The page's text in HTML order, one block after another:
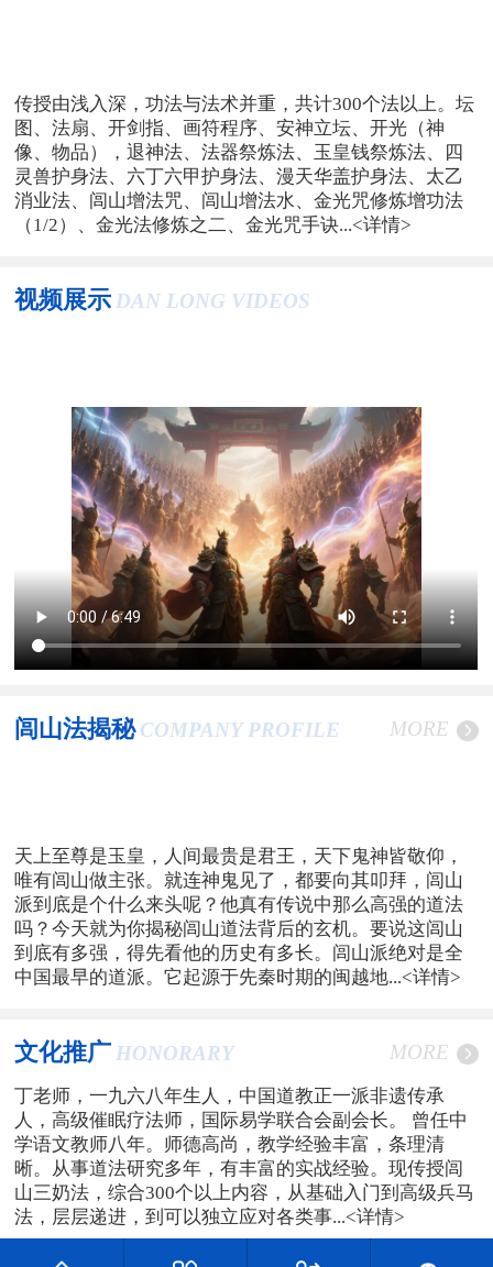
传授由浅入深，功法与法术并重，共计300个法以上。坛
图、法扇、开剑指、画符程序、安神立坛、开光（神
像、物品），退神法、法器祭炼法、玉皇钱祭炼法、四
灵兽护身法、六丁六甲护身法、漫天华盖护身法、太乙
消业法、闾山增法咒、闾山增法水、金光咒修炼增功法
（1/2）、金光法修炼之二、金光咒手诀...<详情>
视频展示 DAN LONG VIDEOS
闾山法揭秘 COMPANY PROFILE MORE
天上至尊是玉皇，人间最贵是君王，天下鬼神皆敬仰，
唯有闾山做主张。就连神鬼见了，都要向其叩拜，闾山
派到底是个什么来头呢？他真有传说中那么高强的道法
吗？今天就为你揭秘闾山道法背后的玄机。要说这闾山
到底有多强，得先看他的历史有多长。闾山派绝对是全
中国最早的道派。它起源于先秦时期的闽越地...<详情>
文化推广 HONORARY MORE
丁老师，一九六八年生人，中国道教正一派非遗传承
人，高级催眠疗法师，国际易学联合会副会长。 曾任中
学语文教师八年。师德高尚，教学经验丰富，条理清
晰。从事道法研究多年，有丰富的实战经验。现传授闾
山三奶法，综合300个以上内容，从基础入门到高级兵马
法，层层递进，到可以独立应对各类事...<详情>